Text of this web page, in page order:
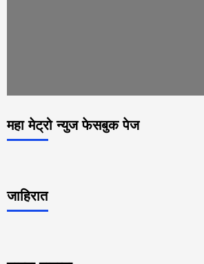
महा मेट्रो न्युज फेसबुक पेज
जाहिरात